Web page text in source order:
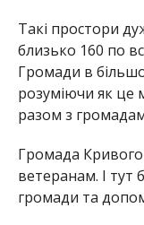
Такі простори
близько 160 по
Громади в
розуміючи як це
разом з
Громада
ветеранам. І тут
громади та